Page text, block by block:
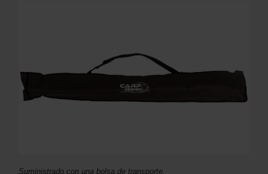
Suministrado con una bolsa de transporte.